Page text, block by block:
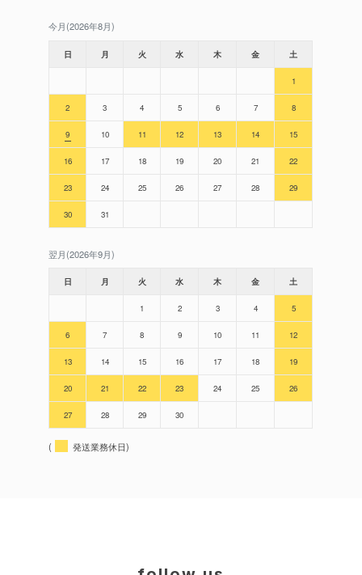
今月(2026年8月)
日 月 火 水 木 金 土
1
2 3 4 5 6 7 8
9 10 11 12 13 14 15
16 17 18 19 20 21 22
23 24 25 26 27 28 29
30 31
翌月(2026年9月)
日 月 火 水 木 金 土
1 2 3 4 5
6 7 8 9 10 11 12
13 14 15 16 17 18 19
20 21 22 23 24 25 26
27 28 29 30
( 発送業務休日)